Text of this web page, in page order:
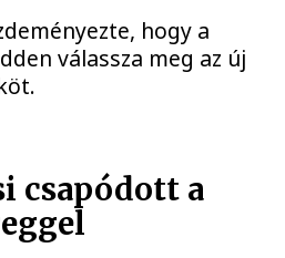
hogy a
válassza meg az új
csapódott a